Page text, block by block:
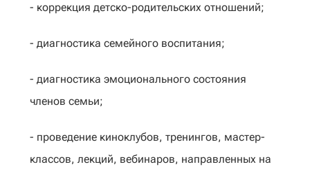
- коррекция детско-родительских отношений;
- диагностика семейного воспитания;
- диагностика эмоционального состояния
членов семьи;
- проведение киноклубов, тренингов, мастер-
классов, лекций, вебинаров, направленных на